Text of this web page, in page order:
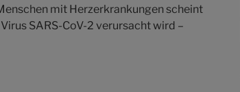
mit Herzerkrankungen scheint
SARS-CoV-2 verursacht wird –